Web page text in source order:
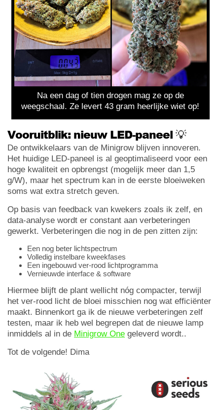
Na een dag of tien drogen mag ze op de
weegschaal. Ze levert 43 gram heerlijke wiet op!
Vooruitblik: nieuw LED-paneel 💡
De ontwikkelaars van de Minigrow blijven innoveren.
Het huidige LED-paneel is al geoptimaliseerd voor een
hoge kwaliteit en opbrengst (mogelijk meer dan 1,5
g/W), maar het spectrum kan in de eerste bloeiweken
soms wat extra stretch geven.
Op basis van feedback van kwekers zoals ik zelf, en
data-analyse wordt er constant aan verbeteringen
gewerkt. Verbeteringen die nog in de pen zitten zijn:
Een nog beter lichtspectrum
Volledig instelbare kweekfases
Een ingebouwd ver-rood lichtprogramma
Vernieuwde interface & software
Hiermee blijft de plant wellicht nóg compacter, terwijl
het ver-rood licht de bloei misschien nog wat efficiënter
maakt. Binnenkort ga ik de nieuwe verbeteringen zelf
testen, maar ik heb wel begrepen dat de nieuwe lamp
inmiddels al in de Minigrow One geleverd wordt..
Tot de volgende! Dima